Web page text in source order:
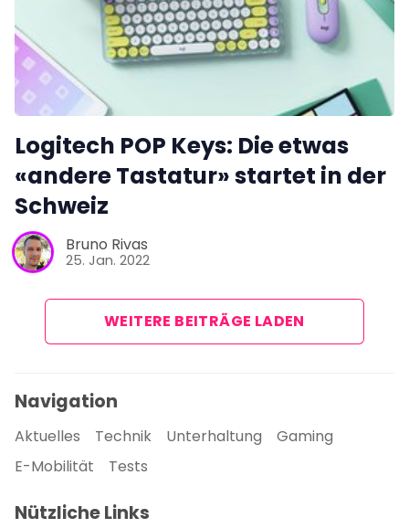
Logitech POP Keys: Die etwas
«andere Tastatur» startet in der
Schweiz
Bruno Rivas
25. Jan. 2022
WEITERE BEITRÄGE LADEN
Navigation
Aktuelles Technik Unterhaltung
Gaming
E-Mobilität
Tests
Nützliche Links